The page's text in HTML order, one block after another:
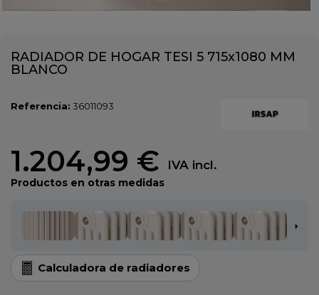
RADIADOR DE HOGAR TESI 5 715x1080 MM
BLANCO
Referencia: 36011093
1.204,99 € IVA incl.
Productos en otras medidas
Calculadora de radiadores